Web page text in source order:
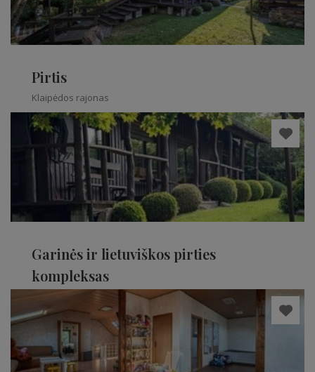
Pirtis
Klaipėdos rajonas
Garinės ir lietuviškos pirties
kompleksas
Klaipėdos rajonas